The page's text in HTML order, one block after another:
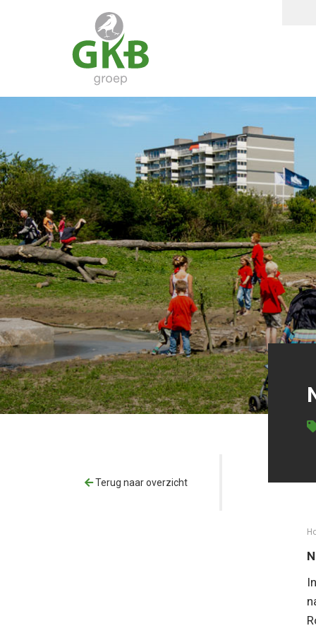
Terug naar overzicht